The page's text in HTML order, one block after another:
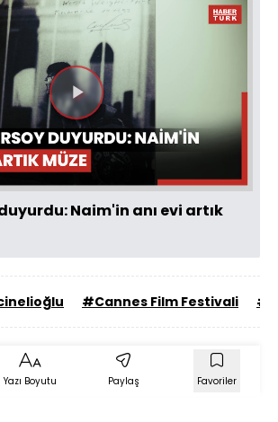
Videoyu
Oynat
Naim'in anı evi artık
#Cannes Film Festivali
Yazı Boyutu Paylaş Favoriler